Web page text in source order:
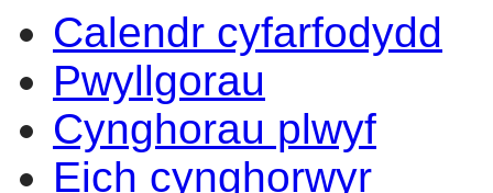
Calendr cyfarfodydd
Pwyllgorau
Cynghorau plwyf
Eich cynghorwyr